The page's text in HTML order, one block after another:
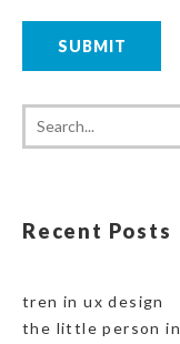
Recent Posts
tren in ux design
the little person